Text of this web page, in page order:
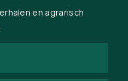
en agrarisch